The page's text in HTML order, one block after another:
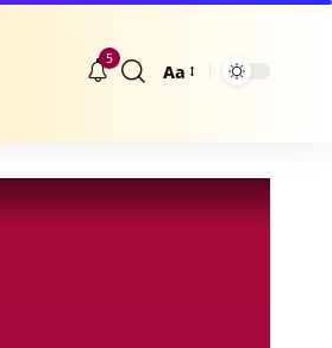
5
Größenänderung
Aa